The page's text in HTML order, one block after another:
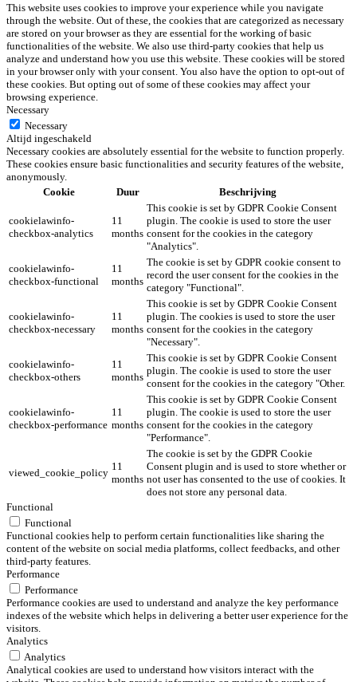
This website uses cookies to improve your experience while you navigate
through the website. Out of these, the cookies that are categorized as necessary
are stored on your browser as they are essential for the working of basic
functionalities of the website. We also use third-party cookies that help us
analyze and understand how you use this website. These cookies will be stored
in your browser only with your consent. You also have the option to opt-out of
these cookies. But opting out of some of these cookies may affect your
browsing experience.
Necessary
Necessary
Altijd ingeschakeld
Necessary cookies are absolutely essential for the website to function properly.
These cookies ensure basic functionalities and security features of the website,
anonymously.
Cookie
Duur Beschrijving
cookielawinfo-
checkbox-analytics
11
months
This cookie is set by GDPR Cookie Consent
plugin. The cookie is used to store the user
consent for the cookies in the category
"Analytics".
cookielawinfo-
checkbox-functional
11
months
The cookie is set by GDPR cookie consent to
record the user consent for the cookies in the
category "Functional".
cookielawinfo-
checkbox-necessary
11
months
This cookie is set by GDPR Cookie Consent
plugin. The cookies is used to store the user
consent for the cookies in the category
"Necessary".
cookielawinfo-
checkbox-others
11
months
This cookie is set by GDPR Cookie Consent
plugin. The cookie is used to store the user
consent for the cookies in the category "Other.
cookielawinfo-
checkbox-performance
11
months
This cookie is set by GDPR Cookie Consent
plugin. The cookie is used to store the user
consent for the cookies in the category
"Performance".
viewed_cookie_policy
11
months
The cookie is set by the GDPR Cookie
Consent plugin and is used to store whether or
not user has consented to the use of cookies. It
does not store any personal data.
Functional
Functional
Functional cookies help to perform certain functionalities like sharing the
content of the website on social media platforms, collect feedbacks, and other
third-party features.
Performance
Performance
Performance cookies are used to understand and analyze the key performance
indexes of the website which helps in delivering a better user experience for the
visitors.
Analytics
Analytics
Analytical cookies are used to understand how visitors interact with the